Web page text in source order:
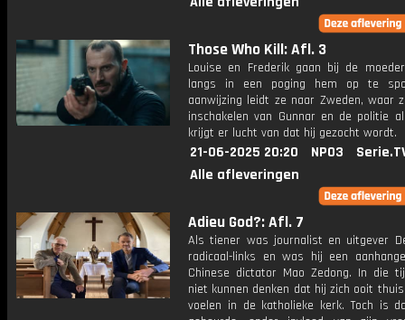
Those Who Kill: Afl. 3
Louise en Frederik gaan bij de
langs in een poging hem op te
aanwijzing leidt ze naar Zweden, waar
inschakelen van Gunnar en de politie
krijgt er lucht van dat hij gezocht wordt.
21-06-2025 20:20 NPO3
Alle afleveringen
Adieu God?: Afl. 7
Als tiener was journalist en uitgever
radicaal-links en was hij een
Chinese dictator Mao Zedong. In die
niet kunnen denken dat hij zich ooit
voelen in de katholieke kerk. Toch is